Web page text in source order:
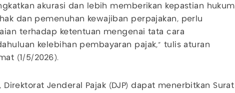
akurasi dan lebih memberikan kepastian hukum
dan pemenuhan kewajiban perpajakan, perlu
terhadap ketentuan mengenai tata cara
kelebihan pembayaran pajak," tulis aturan
(1/5/2026).
Direktorat Jenderal Pajak (DJP) dapat menerbitkan Surat